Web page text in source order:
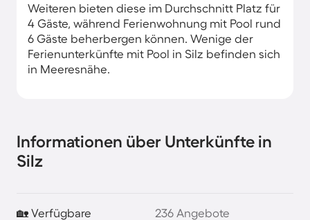
Weiteren bieten diese im Durchschnitt Platz für
4 Gäste, während Ferienwohnung mit Pool rund
6 Gäste beherbergen können. Wenige der
Ferienunterkünfte mit Pool in Silz befinden sich
in Meeresnähe.
Informationen über Unterkünfte in
Silz
🏡 Verfügbare
236 Angebote